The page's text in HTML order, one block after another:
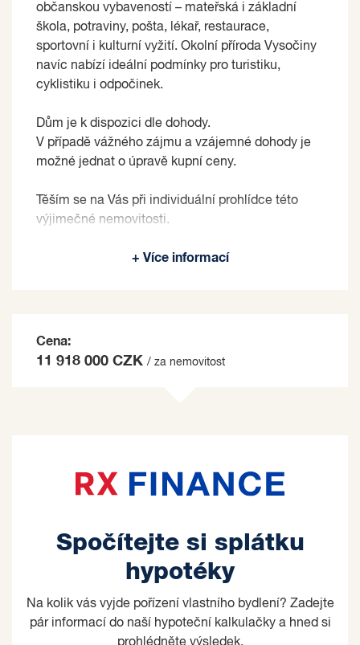
občanskou vybaveností – mateřská i základní
škola, potraviny, pošta, lékař, restaurace,
sportovní i kulturní vyžití. Okolní příroda Vysočiny
navíc nabízí ideální podmínky pro turistiku,
cyklistiku i odpočinek.
Dům je k dispozici dle dohody.
V případě vážného zájmu a vzájemné dohody je
možné jednat o úpravě kupní ceny.
Těším se na Vás při individuální prohlídce této
výjimečné nemovitosti.
na základě jím zvolených kritérií.
+ Více informací
Cena:
11 918 000 CZK / za nemovitost
Spočítejte si splátku
hypotéky
Na kolik vás vyjde pořízení vlastního bydlení? Zadejte
pár informací do naší hypoteční kalkulačky a hned si